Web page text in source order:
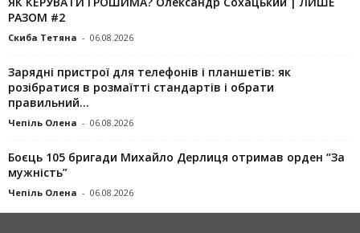
РАЗОМ #2
Скиба Тетяна - 06.08.2026
Зарядні пристрої для телефонів і планшетів: як
розібратися в розмаїтті стандартів і обрати
правильний...
Чепіль Олена - 06.08.2026
Боєць 105 бригади Михайло Дерлиця отримав орден “За
мужність”
Чепіль Олена - 06.08.2026